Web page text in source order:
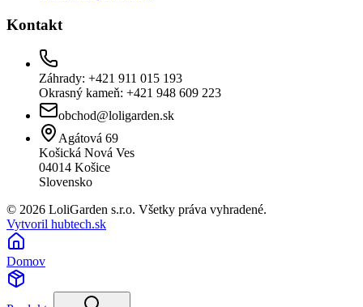
Kontakt
Záhrady: +421 911 015 193
Okrasný kameň: +421 948 609 223
obchod@loligarden.sk
Agátová 69
Košická Nová Ves
04014 Košice
Slovensko
© 2026 LoliGarden s.r.o. Všetky práva vyhradené.
Vytvoril hubtech.sk
Domov